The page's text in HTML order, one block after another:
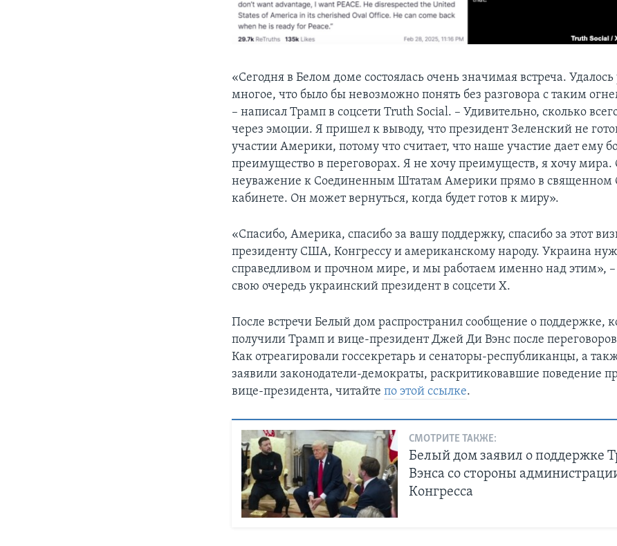
«Сегодня в Белом доме состоялась очень значимая встреча. Удалось
многое, что было бы невозможно понять без разговора с таким
– написал Трамп в соцсети Truth Social. – Удивительно, сколько
через эмоции. Я пришел к выводу, что президент Зеленский не
участии Америки, потому что считает, что наше участие дает ему
преимущество в переговорах. Я не хочу преимуществ, я хочу мира.
неуважение к Соединенным Штатам Америки прямо в священном
кабинете. Он может вернуться, когда будет готов к миру».
«Спасибо, Америка, спасибо за вашу поддержку, спасибо за этот
президенту США, Конгрессу и американскому народу. Украина
справедливом и прочном мире, и мы работаем именно над этим», –
свою очередь украинский президент в соцсети X.
После встречи Белый дом распространил сообщение о поддержке,
получили Трамп и вице-президент Джей Ди Вэнс после
Как отреагировали госсекретарь и сенаторы-республиканцы, а
заявили законодатели-демократы, раскритиковавшие поведение
вице-президента, читайтепо этой ссылке.
СМОТРИТЕ ТАКЖЕ:
Белый дом заявил о поддержке
Вэнса со стороны
Конгресса